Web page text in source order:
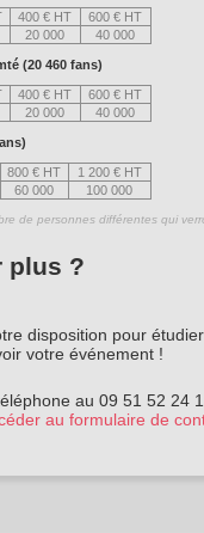
400 € HT
600 € HT
20 000 40 000
(20 460 fans)
400 € HT
600 € HT
20 000 40 000
800 € HT
1 200 € HT
60 000 100 000
de personnes différentes qui
plus ?
disposition pour
votre événement !
au 09 51 52 24
au formulaire de